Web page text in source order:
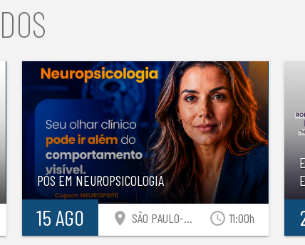
PÓS EM NEUROPSICOLOGIA
15 AGO location_on SÃO PAULO-SP access_time 11:00h